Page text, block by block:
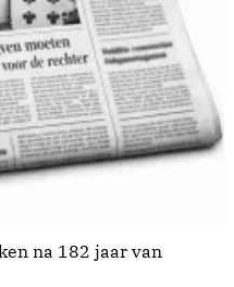
na 182 jaar van